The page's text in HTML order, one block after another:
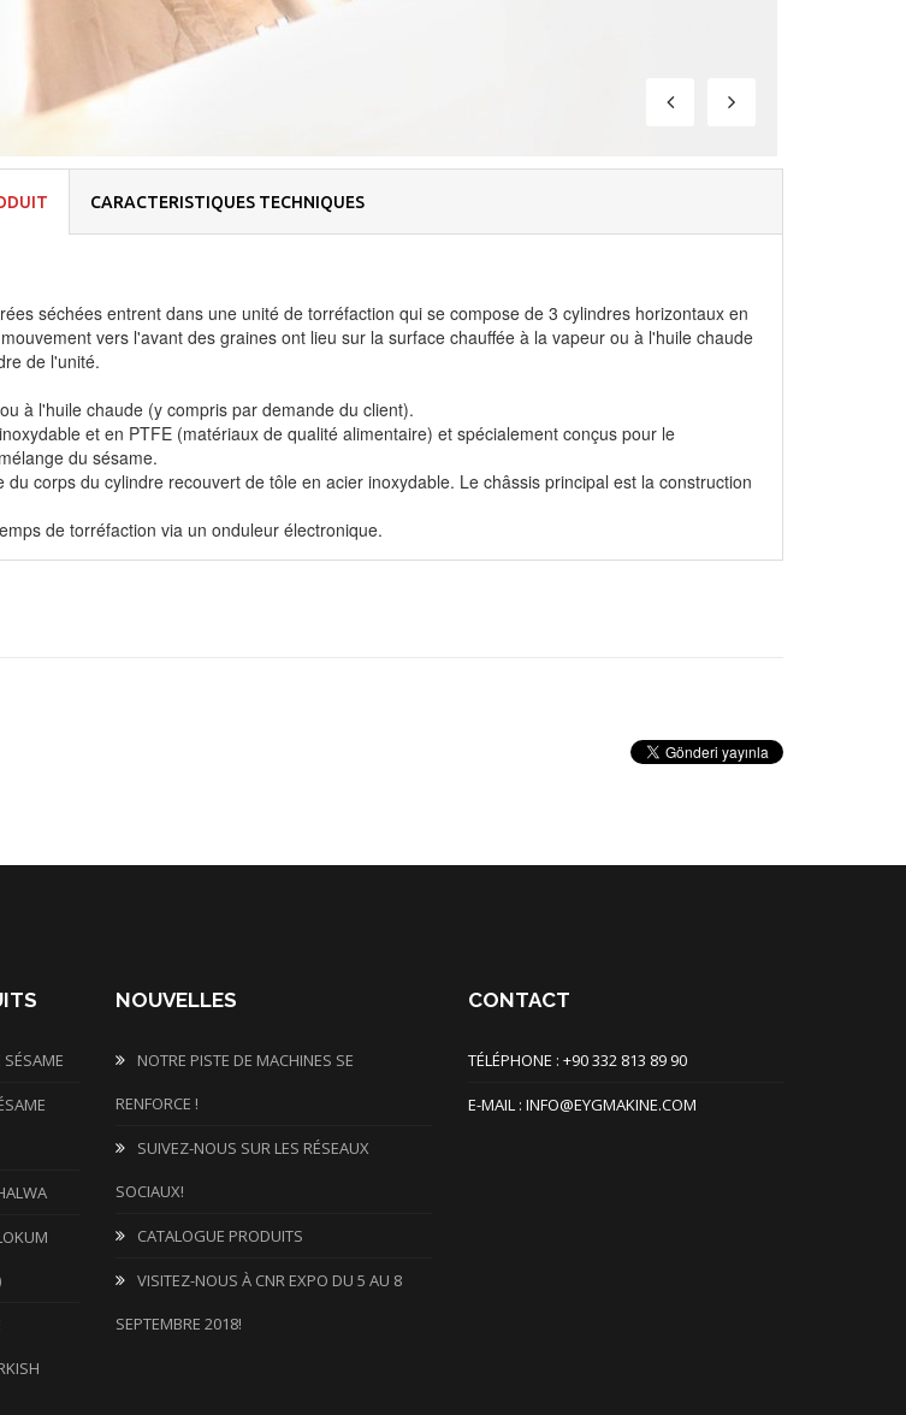
CARACTERISTIQUES TECHNIQUES
séchées entrent dans une unité de torréfaction qui se compose de 3 cylindres horizontaux en
vers l'avant des graines ont lieu sur la surface chauffée à la vapeur ou à l'huile chaude
de l'unité.
à l'huile chaude (y compris par demande du client).
et en PTFE (matériaux de qualité alimentaire) et spécialement conçus pour le
du sésame.
corps du cylindre recouvert de tôle en acier inoxydable. Le châssis principal est la construction
de torréfaction via un onduleur électronique.
NOUVELLES
NOTRE PISTE DE MACHINES SE
RENFORCE !
SUIVEZ-NOUS SUR LES RÉSEAUX
SOCIAUX!
CATALOGUE PRODUITS
VISITEZ-NOUS À CNR EXPO DU 5 AU 8
SEPTEMBRE 2018!
CONTACT
TÉLÉPHONE : +90 332 813 89 90
E-MAIL : INFO@EYGMAKINE.COM